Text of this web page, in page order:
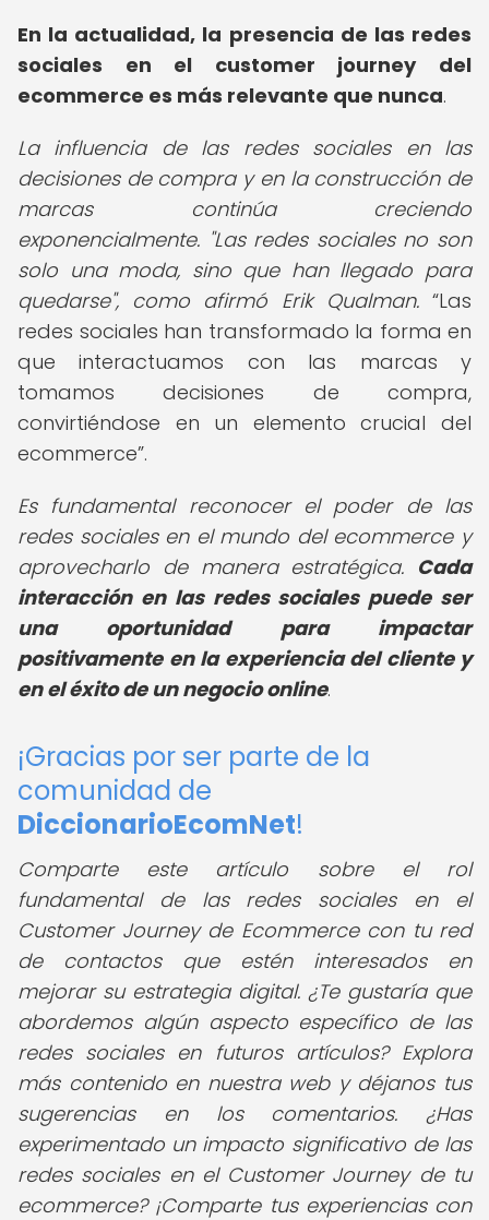
En la actualidad, la presencia de las redes
sociales en el customer journey del
ecommerce es más relevante que nunca.
La influencia de las redes sociales en las
decisiones de compra y en la construcción de
marcas continúa creciendo
exponencialmente. "Las redes sociales no son
solo una moda, sino que han llegado para
quedarse", como afirmó Erik Qualman.
Las
redes sociales han transformado la forma en
que interactuamos con las marcas y
tomamos decisiones de compra,
convirtiéndose en un elemento crucial del
ecommerce .
Es fundamental reconocer el poder de las
redes sociales en el mundo del ecommerce y
aprovecharlo de manera estratégica. Cada
interacción en las redes sociales puede ser
una oportunidad para impactar
positivamente en la experiencia del cliente y
en el éxito de un negocio online.
¡Gracias por ser parte de la
comunidad de
DiccionarioEcomNet!
Comparte este artículo sobre el rol
fundamental de las redes sociales en el
Customer Journey de Ecommerce con tu red
de contactos que estén interesados en
mejorar su estrategia digital. ¿Te gustaría que
abordemos algún aspecto específico de las
redes sociales en futuros artículos? Explora
más contenido en nuestra web y déjanos tus
sugerencias en los comentarios. ¿Has
experimentado un impacto significativo de las
redes sociales en el Customer Journey de tu
ecommerce? ¡Comparte tus experiencias con